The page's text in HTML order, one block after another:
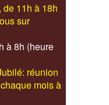
de 11h à 18h
sur
à 8h (heure
réunion
mois à